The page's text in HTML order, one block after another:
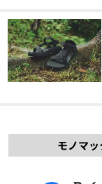
モノマッ